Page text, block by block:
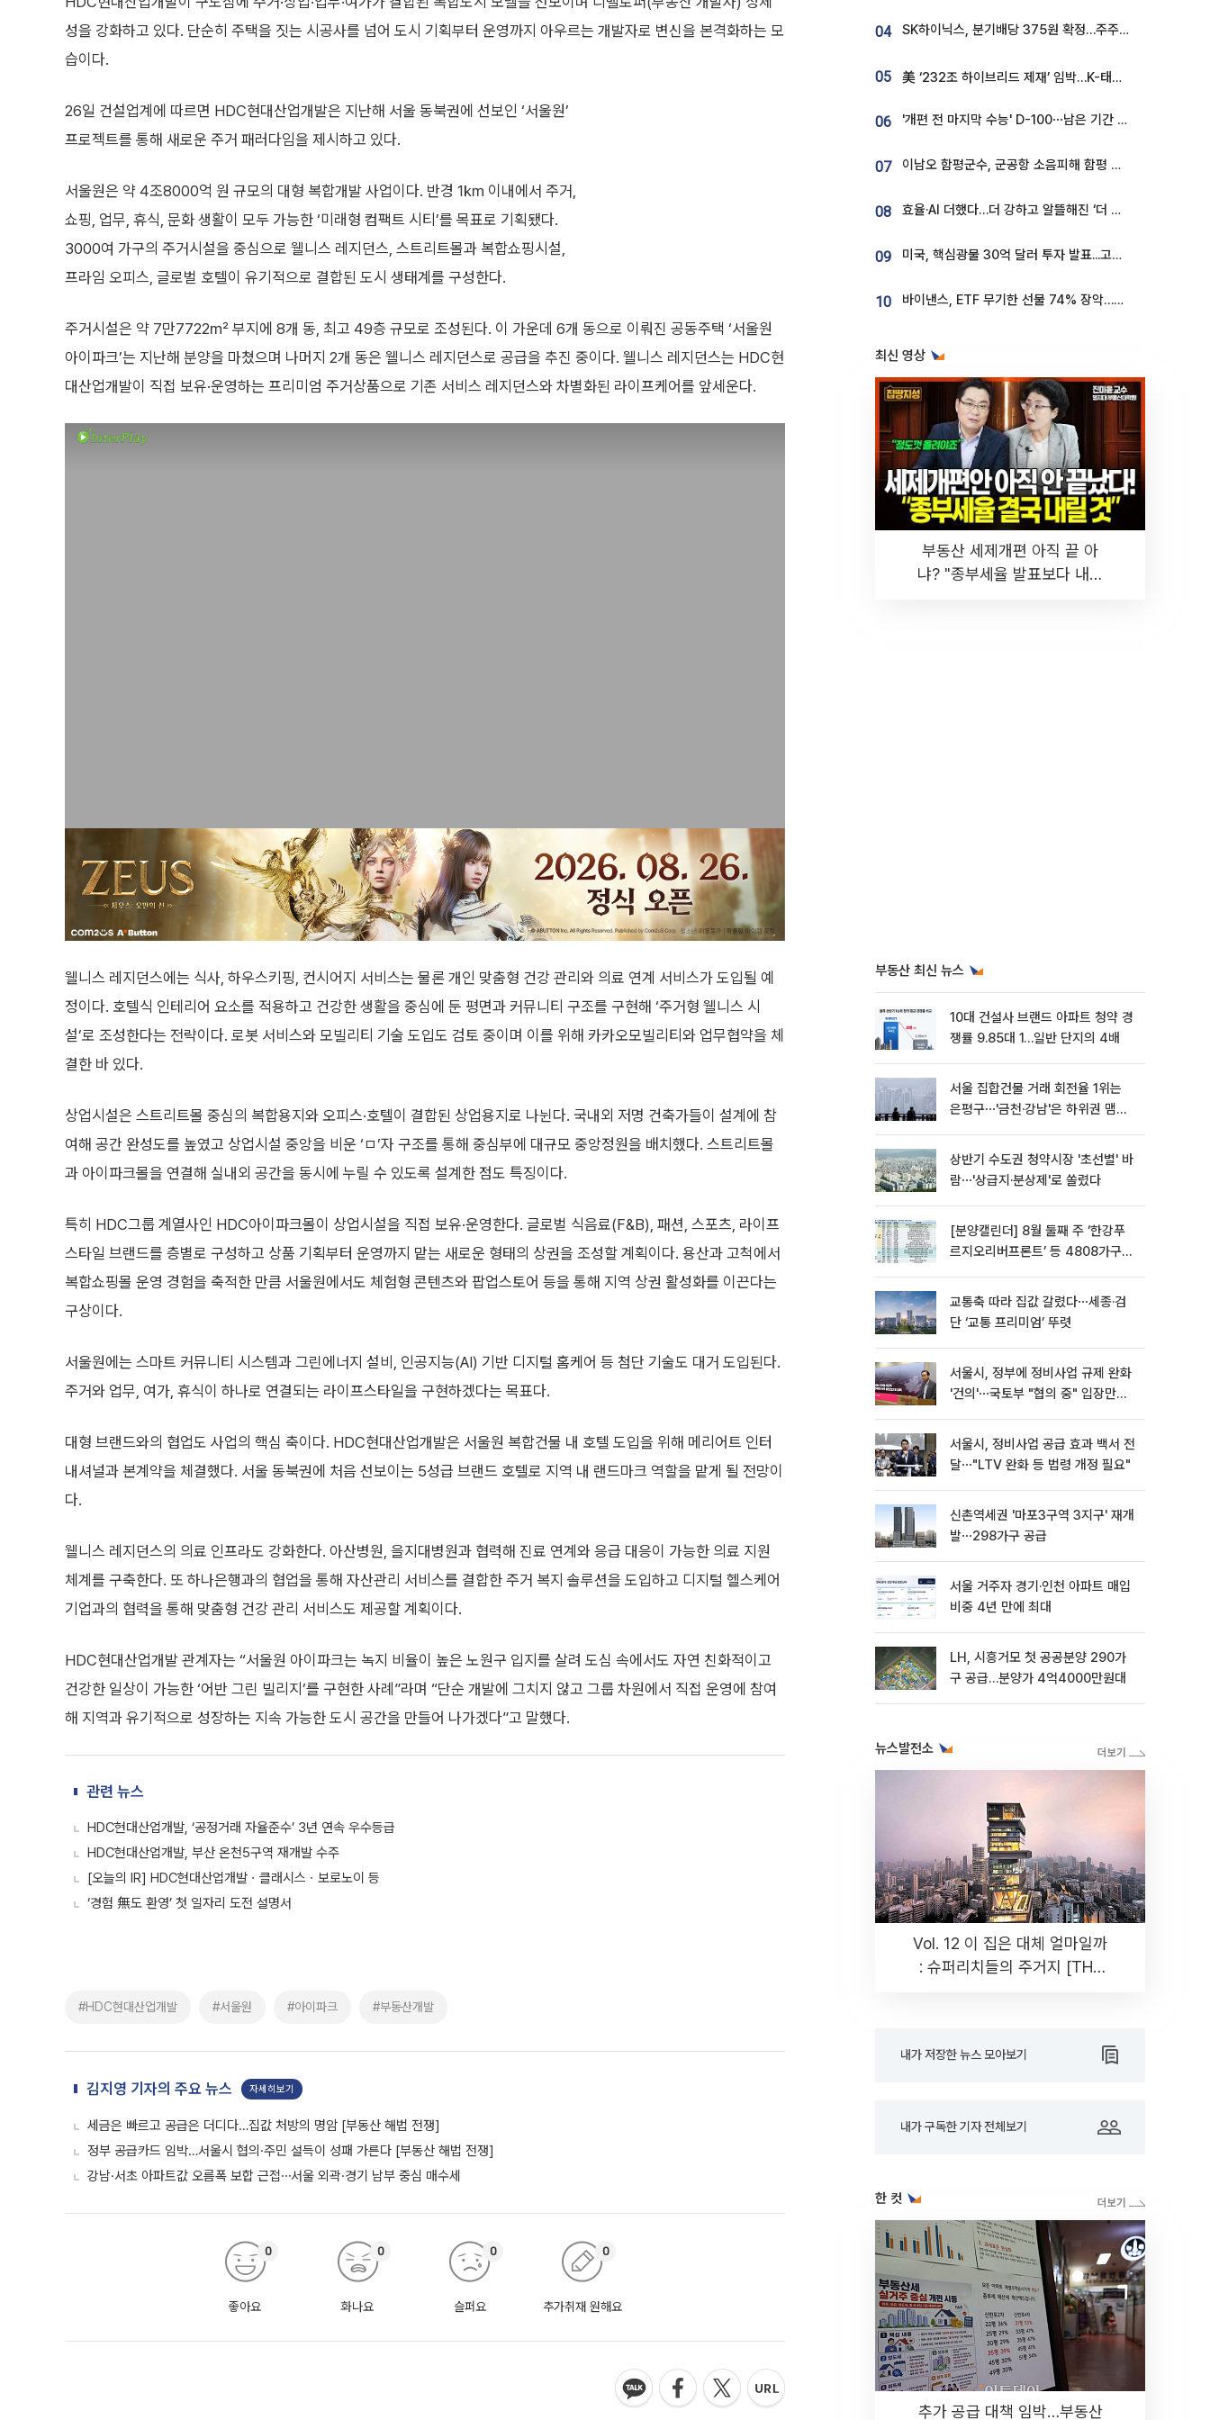
성을 강화하고 있다. 단순히 주택을 짓는 시공사를 넘어 도시 기획부터 운영까지 아우르는 개발자로 변신을 본격화하는 모
습이다.
26일 건설업계에 따르면 HDC현대산업개발은 지난해 서울 동북권에 선보인 ‘서울원’
프로젝트를 통해 새로운 주거 패러다임을 제시하고 있다.
서울원은 약 4조8000억 원 규모의 대형 복합개발 사업이다. 반경 1㎞ 이내에서 주거,
쇼핑, 업무, 휴식, 문화 생활이 모두 가능한 ‘미래형 컴팩트 시티’를 목표로 기획됐다.
3000여 가구의 주거시설을 중심으로 웰니스 레지던스, 스트리트몰과 복합쇼핑시설,
프라임 오피스, 글로벌 호텔이 유기적으로 결합된 도시 생태계를 구성한다.
주거시설은 약 7만7722㎡ 부지에 8개 동, 최고 49층 규모로 조성된다. 이 가운데 6개 동으로 이뤄진 공동주택 ‘서울원
아이파크’는 지난해 분양을 마쳤으며 나머지 2개 동은 웰니스 레지던스로 공급을 추진 중이다. 웰니스 레지던스는 HDC현
대산업개발이 직접 보유·운영하는 프리미엄 주거상품으로 기존 서비스 레지던스와 차별화된 라이프케어를 앞세운다.
웰니스 레지던스에는 식사, 하우스키핑, 컨시어지 서비스는 물론 개인 맞춤형 건강 관리와 의료 연계 서비스가 도입될 예
정이다. 호텔식 인테리어 요소를 적용하고 건강한 생활을 중심에 둔 평면과 커뮤니티 구조를 구현해 ‘주거형 웰니스 시
설’로 조성한다는 전략이다. 로봇 서비스와 모빌리티 기술 도입도 검토 중이며 이를 위해 카카오모빌리티와 업무협약을 체
결한 바 있다.
상업시설은 스트리트몰 중심의 복합용지와 오피스·호텔이 결합된 상업용지로 나뉜다. 국내외 저명 건축가들이 설계에 참
여해 공간 완성도를 높였고 상업시설 중앙을 비운 ‘ㅁ’자 구조를 통해 중심부에 대규모 중앙정원을 배치했다. 스트리트몰
과 아이파크몰을 연결해 실내외 공간을 동시에 누릴 수 있도록 설계한 점도 특징이다.
특히 HDC그룹 계열사인 HDC아이파크몰이 상업시설을 직접 보유·운영한다. 글로벌 식음료(F&B), 패션, 스포츠, 라이프
스타일 브랜드를 층별로 구성하고 상품 기획부터 운영까지 맡는 새로운 형태의 상권을 조성할 계획이다. 용산과 고척에서
복합쇼핑몰 운영 경험을 축적한 만큼 서울원에서도 체험형 콘텐츠와 팝업스토어 등을 통해 지역 상권 활성화를 이끈다는
구상이다.
서울원에는 스마트 커뮤니티 시스템과 그린에너지 설비, 인공지능(AI) 기반 디지털 홈케어 등 첨단 기술도 대거 도입된다.
주거와 업무, 여가, 휴식이 하나로 연결되는 라이프스타일을 구현하겠다는 목표다.
대형 브랜드와의 협업도 사업의 핵심 축이다. HDC현대산업개발은 서울원 복합건물 내 호텔 도입을 위해 메리어트 인터
내셔널과 본계약을 체결했다. 서울 동북권에 처음 선보이는 5성급 브랜드 호텔로 지역 내 랜드마크 역할을 맡게 될 전망이
다.
웰니스 레지던스의 의료 인프라도 강화한다. 아산병원, 을지대병원과 협력해 진료 연계와 응급 대응이 가능한 의료 지원
체계를 구축한다. 또 하나은행과의 협업을 통해 자산관리 서비스를 결합한 주거 복지 솔루션을 도입하고 디지털 헬스케어
기업과의 협력을 통해 맞춤형 건강 관리 서비스도 제공할 계획이다.
HDC현대산업개발 관계자는 “서울원 아이파크는 녹지 비율이 높은 노원구 입지를 살려 도심 속에서도 자연 친화적이고
건강한 일상이 가능한 ‘어반 그린 빌리지’를 구현한 사례”라며 “단순 개발에 그치지 않고 그룹 차원에서 직접 운영에 참여
해 지역과 유기적으로 성장하는 지속 가능한 도시 공간을 만들어 나가겠다”고 말했다.
관련 뉴스
HDC현대산업개발, ‘공정거래 자율준수’ 3년 연속 우수등급
HDC현대산업개발, 부산 온천5구역 재개발 수주
[오늘의 IR] HDC현대산업개발ㆍ클래시스ㆍ보로노이 등
‘경험 無도 환영’ 첫 일자리 도전 설명서
#HDC현대산업개발 #서울원 #아이파크 #부동산개발
김지영 기자의 주요 뉴스 자세히보기
세금은 빠르고 공급은 더디다…집값 처방의 명암 [부동산 해법 전쟁]
정부 공급카드 임박…서울시 협의·주민 설득이 성패 가른다 [부동산 해법 전쟁]
강남·서초 아파트값 오름폭 보합 근접⋯서울 외곽·경기 남부 중심 매수세
좋아요
0
화나요
0
슬퍼요
0
추가취재 원해요
0
04 SK하이닉스, 분기배당 375원 확정…주주환원책 9월로 앞당겨 발표
05 美 ‘232조 하이브리드 제재’ 임박…K-태양광, 불확실성 털고 날개 다나
06 '개편 전 마지막 수능' D-100⋯남은 기간 성적 올릴 전략은
07 이남오 함평군수, 군공항 소음피해 함평 보상 요구
08 효율·AI 더했다…더 강하고 알뜰해진 ‘더 뉴 그랜저 하이브리드’ [ET의 모빌리티]
09 미국, 핵심광물 30억 달러 투자 발표...고려아연 대미투자 언급
10 바이낸스, ETF 무기한 선물 74% 장악…한국 레버리지 ETF 거래 급증 [e가상자산]
최신 영상
부동산 세제개편 아직 끝 아
냐? "종부세율 발표보다 내릴
부동산 최신 뉴스
10대 건설사 브랜드 아파트 청약 경
쟁률 9.85대 1…일반 단지의 4배
서울 집합건물 거래 회전율 1위는
은평구⋯'금천·강남'은 하위권 맴돌
상반기 수도권 청약시장 '초선별' 바
람⋯'상급지·분상제'로 쏠렸다
[분양캘린더] 8월 둘째 주 ‘한강푸
르지오리버프론트’ 등 4808가구
교통축 따라 집값 갈렸다⋯세종·검
단 ‘교통 프리미엄’ 뚜렷
서울시, 정부에 정비사업 규제 완화
'건의'⋯국토부 "협의 중" 입장만
서울시, 정비사업 공급 효과 백서 전
달⋯"LTV 완화 등 법령 개정 필요"
신촌역세권 '마포3구역 3지구' 재개
발⋯298가구 공급
서울 거주자 경기·인천 아파트 매입
비중 4년 만에 최대
LH, 시흥거모 첫 공공분양 290가
구 공급…분양가 4억4000만원대
뉴스발전소
Vol. 12 이 집은 대체 얼마일까
: 슈퍼리치들의 주거지 [THE
내가 저장한 뉴스 모아보기
내가 구독한 기자 전체보기
한 컷
추가 공급 대책 임박…부동산